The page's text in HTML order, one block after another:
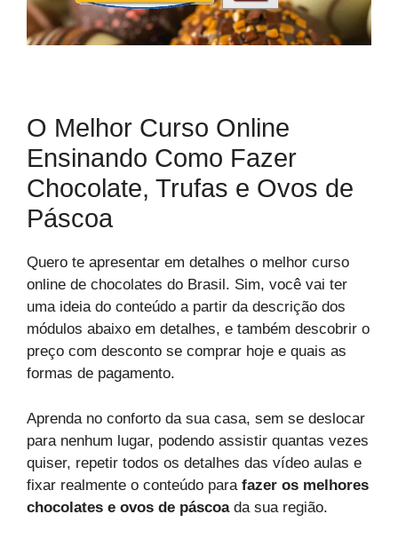
O Melhor Curso Online
Ensinando Como Fazer
Chocolate, Trufas e Ovos de
Páscoa
Quero te apresentar em detalhes o melhor curso
online de chocolates do Brasil. Sim, você vai ter
uma ideia do conteúdo a partir da descrição dos
módulos abaixo em detalhes, e também descobrir o
preço com desconto se comprar hoje e quais as
formas de pagamento.
Aprenda no conforto da sua casa, sem se deslocar
para nenhum lugar, podendo assistir quantas vezes
quiser, repetir todos os detalhes das vídeo aulas e
fixar realmente o conteúdo para fazer os melhores
chocolates e ovos de páscoada sua região.